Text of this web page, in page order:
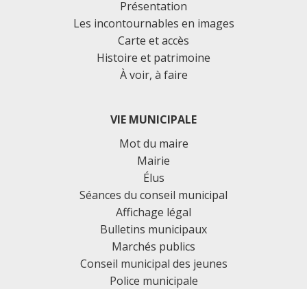
Présentation
Les incontournables en images
Carte et accès
Histoire et patrimoine
À voir, à faire
VIE MUNICIPALE
Mot du maire
Mairie
Élus
Séances du conseil municipal
Affichage légal
Bulletins municipaux
Marchés publics
Conseil municipal des jeunes
Police municipale